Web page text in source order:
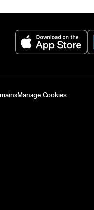
Manage Cookies